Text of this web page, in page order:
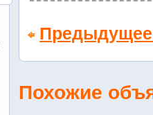
Похожие